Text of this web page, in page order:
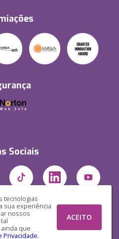
tecnologias
sua experiência
nossos
que
Privacidade.
ACEITO
Sociais